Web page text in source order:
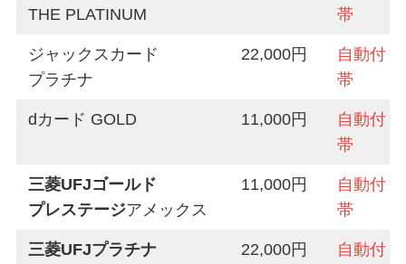
THE PLATINUM
帯
ジャックスカード
プラチナ
22,000円
自動付
帯
dカード GOLD 11,000円
自動付
帯
三菱UFJゴールド
プレステージアメックス
11,000円
自動付
帯
三菱UFJプラチナ
22,000円
自動付